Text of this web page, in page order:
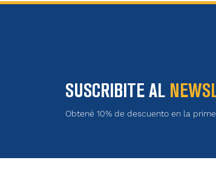
SUSCRIBITE AL
Obtené 10% de descuento en la